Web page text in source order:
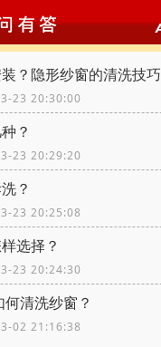
？隐形纱窗的清洗技巧
23 20:30:00
？
23 20:29:20
？
23 20:25:08
选择？
23 20:24:30
清洗纱窗？
02 21:16:38